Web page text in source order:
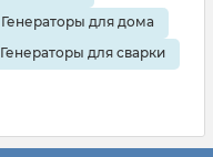
Генераторы для дома
Генераторы для сварки